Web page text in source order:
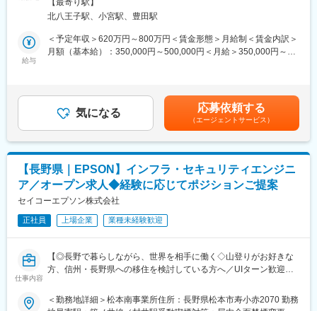
20代・30代の若いメンバーが中心となって新しい技術ソリューシ
入などを行い、次の10年を支えるITサービスの実現に日々取り組
んでいます。
・最終利益は、大幅な増益となり、営業利益は大きく改善し、
2022年以降の黒字転化をしております。
・先端技術に積極投資し、成長領域での事業機会を獲得するとと
もに、事業成長及び企業価値の向上に取り組んでおります。さら
に、投資を拡大することで、収益力の向上を図るとともに、将来
の飛躍に向けた事業変革に挑戦します。
＼＼本求人の魅力・特徴／／
（1）全IT業務の内製化を進めています。社員自らエンジニアの中
（2）次世代システムへの刷新を進めており、新しい技術に積極的
に挑戦することができます。エンジニアとして成長を感じること
変更の範囲：会社の定める業務
クが保護されていたとしても、ネットワークに繋がる機器の状態
に異常がないかを監視することが求められます。コニカミノルタ
では、オフィス複合機、プリンタやIoT機器などのネットワークに
接続される機器を脅威から守る技術を搭載し、お客様に安心と安
全をご提供します。
コニカミノルタの主力製品であるMFP（Multi Function
Peripheral）開発において、セキュリティの価値を高めて顧客に
提供することで、事業貢献いただきます。昨今、セキュリティ規
れています。MFPだけでなく関連ソリューション・サービスとの
連携も検討し、顧客に安心・安全の価値をご提供していきます。
新製品・現行製品の開発においてセキュリティ価値を関連部門
（販売会社、商品企画、サービスなど）と連携しながら定義し、
の策定、実際の開発を推進していただきます。
従来のオフィス中心の働き方からリモートワーク／オフィス分散
む）
北八王子駅、小宮駅、豊田駅
給与
＜予定年収＞620万円～800万円＜賃金形態＞月給制＜賃金内訳＞
月額（基本給）：350,000円～500,000円＜月給＞350,000円～
下する可能性があります。月給(月額)は固定手当を含めた表記で
す。
気になる 応募依頼する
（エージェントサービス）
【長野県｜EPSON】インフラ・セキュリティエンジニ
ア／オープン求人◆経験に応じてポジションご提案
セイコーエプソン株式会社
正社員 上場企業 業種未経験歓迎
仕事内容
【◎長野で暮らしながら、世界を相手に働く◇山登りがお好きな
方、信州・長野県への移住を検討している方へ／UIターン歓迎】
■概要：インフラ・セキュリティエンジニアの経験者向けオープン
ポジションです。ご経験やご志向に応じて、マッチするポジショ
＜勤務地詳細＞松本南事業所住所：長野県松本市寿小赤2070 勤務